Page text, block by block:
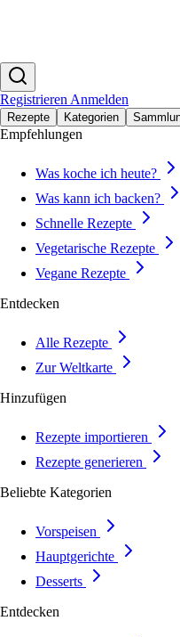
Registrieren Anmelden
Rezepte Kategorien
Empfehlungen
Was koche ich heute?
Was kann ich backen?
Schnelle Rezepte
Vegetarische Rezepte
Vegane Rezepte
Entdecken
Alle Rezepte
Zur Weltkarte
Hinzufügen
Rezepte importieren
Rezepte generieren
Beliebte Kategorien
Vorspeisen
Hauptgerichte
Desserts
Entdecken